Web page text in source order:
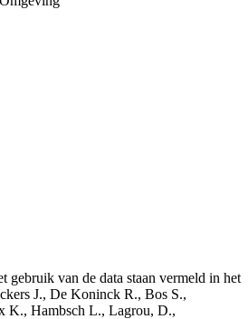
gebruik van de data staan vermeld in het
J., De Koninck R., Bos S.,
K., Hambsch L., Lagrou, D.,